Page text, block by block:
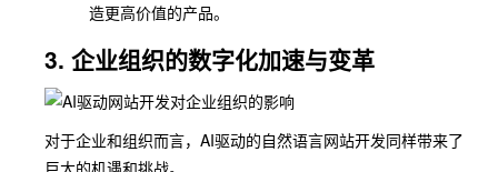
造更高价值的产品。
3. 企业组织的数字化加速与变革
对于企业和组织而言，AI驱动的自然语言网站开发同样带来了
巨大的机遇和挑战。